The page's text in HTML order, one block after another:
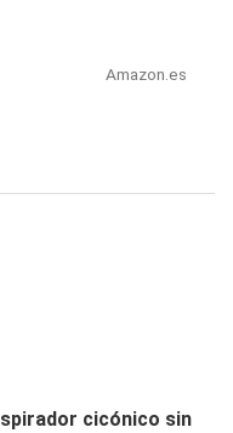
Amazon.es
cicónico sin